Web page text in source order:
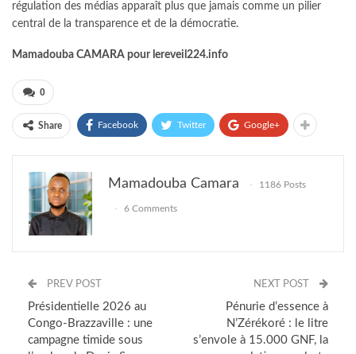
régulation des médias apparaît plus que jamais comme un pilier
central de la transparence et de la démocratie.
Mamadouba CAMARA pour lereveil224.info
0
Share Facebook Twitter Google+
Mamadouba Camara 1186 Posts
6 Comments
PREV POST
Présidentielle 2026 au
Congo-Brazzaville : une
campagne timide sous
NEXT POST
Pénurie d’essence à
N’Zérékoré : le litre
s’envole à 15.000 GNF, la